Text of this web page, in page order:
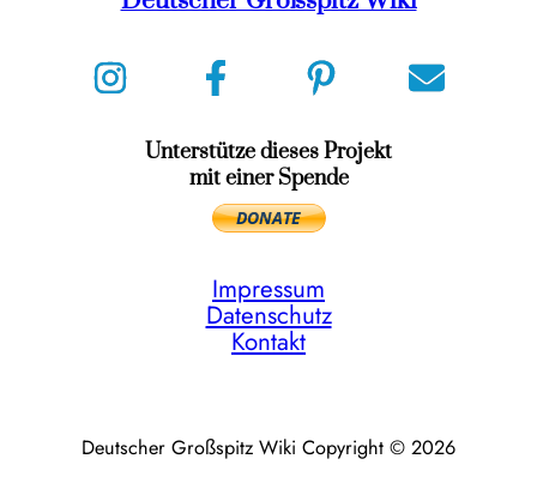
Unterstütze dieses Projekt
mit einer Spende
Impressum
Datenschutz
Kontakt
Deutscher Großspitz Wiki Copyright © 2026